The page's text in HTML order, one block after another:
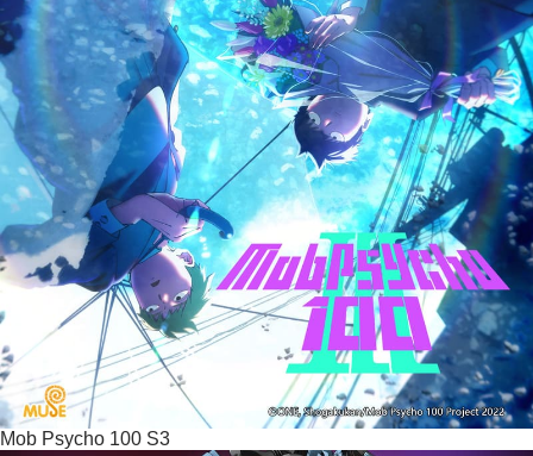
Mob Psycho 100 S3